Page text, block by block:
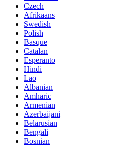
Czech
Afrikaans
Swedish
Polish
Basque
Catalan
Esperanto
Hindi
Lao
Albanian
Amharic
Armenian
Azerbaijani
Belarusian
Bengali
Bosnian